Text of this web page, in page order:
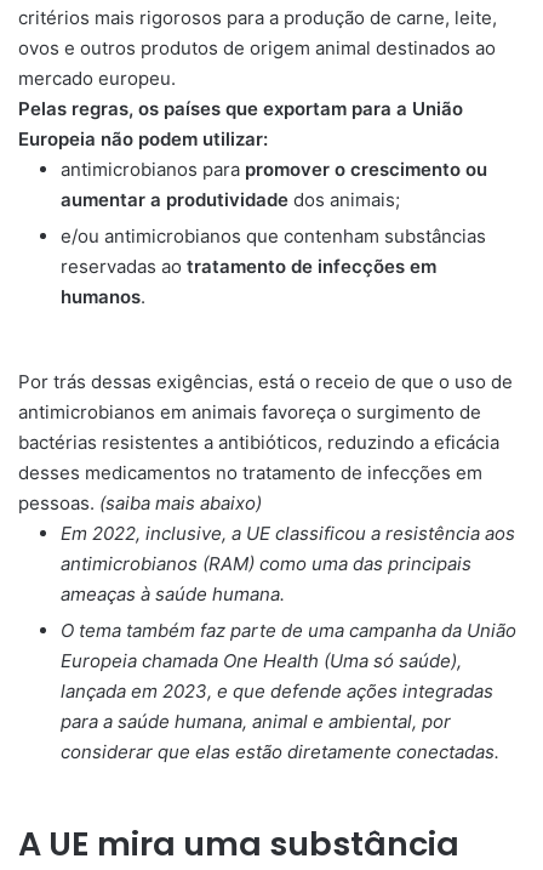
critérios mais rigorosos para a produção de carne, leite,
ovos e outros produtos de origem animal destinados ao
mercado europeu.
Pelas regras, os países que exportam para a União
Europeia não podem utilizar:
antimicrobianos para promover o crescimento ou
aumentar a produtividade dos animais;
e/ou antimicrobianos que contenham substâncias
reservadas ao tratamento de infecções em
humanos.
Por trás dessas exigências, está o receio de que o uso de
antimicrobianos em animais favoreça o surgimento de
bactérias resistentes a antibióticos, reduzindo a eficácia
desses medicamentos no tratamento de infecções em
pessoas. (saiba mais abaixo)
Em 2022, inclusive, a UE classificou a resistência aos
antimicrobianos (RAM) como uma das principais
ameaças à saúde humana.
O tema também faz parte de uma campanha da União
Europeia chamada One Health (Uma só saúde),
lançada em 2023, e que defende ações integradas
para a saúde humana, animal e ambiental, por
considerar que elas estão diretamente conectadas.
A UE mira uma substância